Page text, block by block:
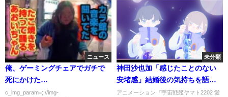
ニュース
俺、ゲーミングチェアでガチで
死にかけた…
c_img_param=; //img-
未分類
神田沙也加「感じたことのない
安堵感」結婚後の気持ちを語る
『宇宙戦艦ヤマト2202 愛の戦士
アニメーション『宇宙戦艦ヤマト2202 愛